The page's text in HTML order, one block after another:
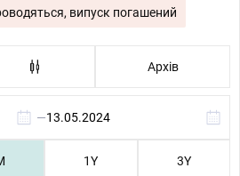
випуск погашений
Архів
—
1Y 3Y